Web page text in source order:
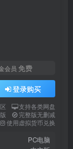
会员 免费
登录购买
支持各类网盘
完整版无删减
使用虚拟货币兑换
PC电脑